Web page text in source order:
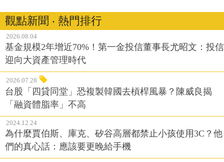
觀點新聞 ‧ 熱門排行
2026.08.04
基金規模2年增近70%！第一金投信董事長尤昭文：投信
迎向大資產管理時代
2026.07.28
台股「四貸同堂」恐複製韓國去槓桿風暴？陳威良揭
「融資體脂率」不高
2024.12.24
為什麼賈伯斯、庫克、矽谷高層都禁止小孩使用3C？他
們的真心話：應該要更晚給手機